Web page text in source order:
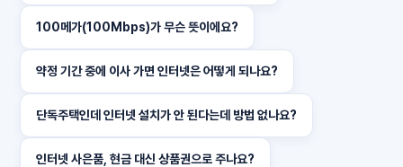
100메가(100Mbps)가 무슨 뜻이에요?
약정 기간 중에 이사 가면 인터넷은 어떻게 되나요?
단독주택인데 인터넷 설치가 안 된다는데 방법 없나요?
인터넷 사은품, 현금 대신 상품권으로 주나요?